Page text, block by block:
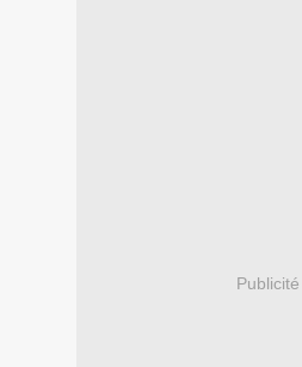
Publicité